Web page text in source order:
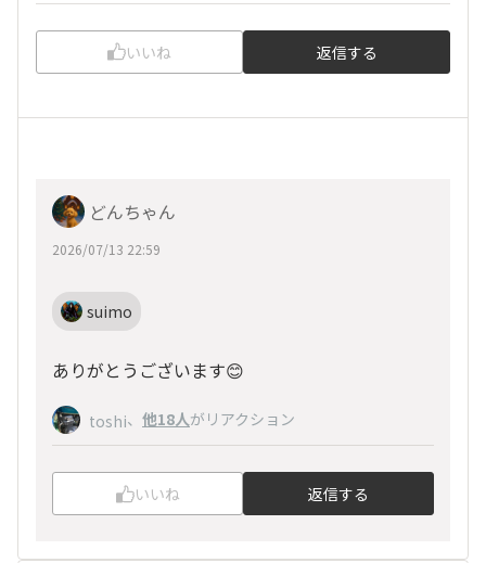
いいね 返信する
どんちゃん
2026/07/13 22:59
suimo
ありがとうございます😊
toshi、 他18人がリアクション
いいね 返信する